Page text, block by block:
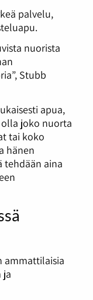
palvelu,
nuorista
Stubb
apua,
olla joko nuorta
tai koko
hänen
tehdään aina
ammattilaisia
ja